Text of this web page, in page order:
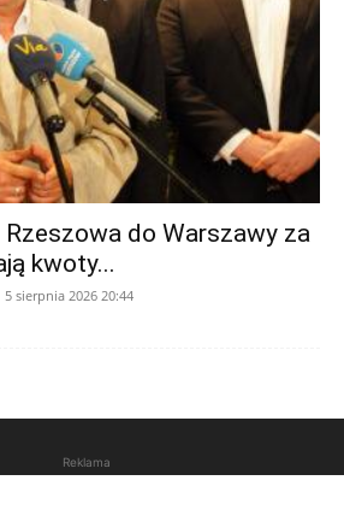
do Warszawy za
kwoty...
5 sierpnia 2026 20:44
Reklama